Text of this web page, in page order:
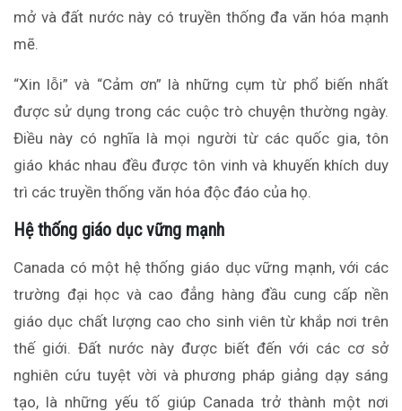
mở và đất nước này có truyền thống đa văn hóa mạnh
mẽ.
“Xin lỗi” và “Cảm ơn” là những cụm từ phổ biến nhất
được sử dụng trong các cuộc trò chuyện thường ngày.
Điều này có nghĩa là mọi người từ các quốc gia, tôn
giáo khác nhau đều được tôn vinh và khuyến khích duy
trì các truyền thống văn hóa độc đáo của họ.
Hệ thống giáo dục vững mạnh
Canada có một hệ thống giáo dục vững mạnh, với các
trường đại học và cao đẳng hàng đầu cung cấp nền
giáo dục chất lượng cao cho sinh viên từ khắp nơi trên
thế giới. Đất nước này được biết đến với các cơ sở
nghiên cứu tuyệt vời và phương pháp giảng dạy sáng
tạo, là những yếu tố giúp Canada trở thành một nơi